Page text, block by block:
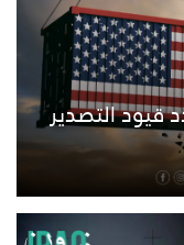
قيود التصدير